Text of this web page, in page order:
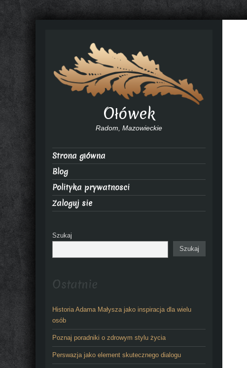
Ołówek
Radom, Mazowieckie
Strona główna
Blog
Polityka prywatnosci
Zaloguj sie
Szukaj
Szukaj
Ostatnie
Historia Adama Małysza jako inspiracja dla wielu
osób
Poznaj poradniki o zdrowym stylu życia
Perswazja jako element skutecznego dialogu